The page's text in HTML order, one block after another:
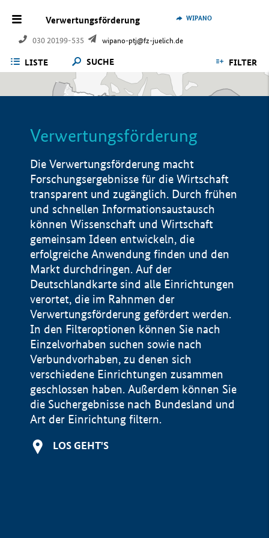
Verwertungsförderung
030 20199-535 wipano-ptj@fz-juelich.de
WIPANO
LISTE SUCHE FILTER
Verwertungsförderung
Die Verwertungsförderung macht
Forschungsergebnisse für die Wirtschaft
transparent und zugänglich. Durch frühen
und schnellen Informationsaustausch
können Wissenschaft und Wirtschaft
gemeinsam Ideen entwickeln, die
erfolgreiche Anwendung finden und den
Markt durchdringen. Auf der
Deutschlandkarte sind alle Einrichtungen
verortet, die im Rahnmen der
Verwertungsförderung gefördert werden.
In den Filteroptionen können Sie nach
Einzelvorhaben suchen sowie nach
Verbundvorhaben, zu denen sich
verschiedene Einrichtungen zusammen
geschlossen haben. Außerdem können Sie
die Suchergebnisse nach Bundesland und
Art der Einrichtung filtern.
LOS GEHT'S